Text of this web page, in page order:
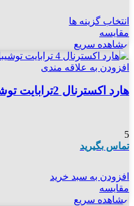
انتخاب گزینه ها
مقایسه
مشاهده سریع
افزودن به علاقه مندی
هارد اکسترنال 2ترابایت توشیبا مدل CANVIO READY
5
تماس بگیرید
افزودن به سبد خرید
مقایسه
مشاهده سریع